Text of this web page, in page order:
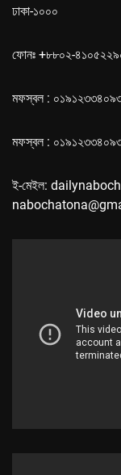
ঢাকা-১০০০
ফোনঃ +৮৮০২-
মফস্বল :
মফস্বল :
ই-মেইল: